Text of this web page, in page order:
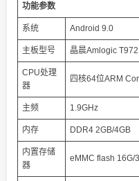
功能参数
系统 Android 9.0
主板型号 晶晨Amlogic T972
CPU处理
器
四核64位ARM
主频 1.9GHz
内存 DDR4 2GB/4GB
内置存储
器
eMMC flash 16G/